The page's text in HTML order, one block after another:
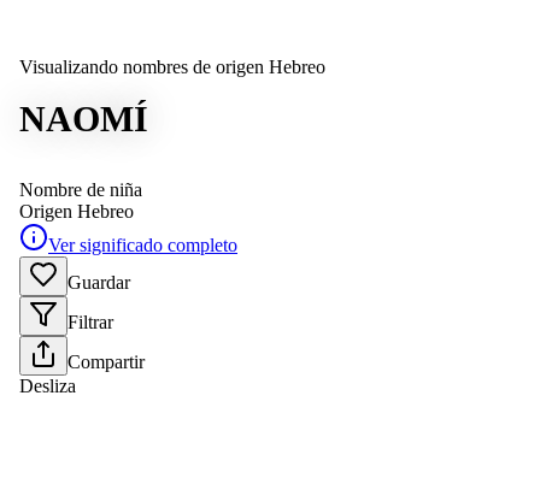
Visualizando nombres de origen Hebreo
NAOMÍ
Nombre de niña
Origen Hebreo
Ver significado completo
Guardar
Filtrar
Compartir
Desliza